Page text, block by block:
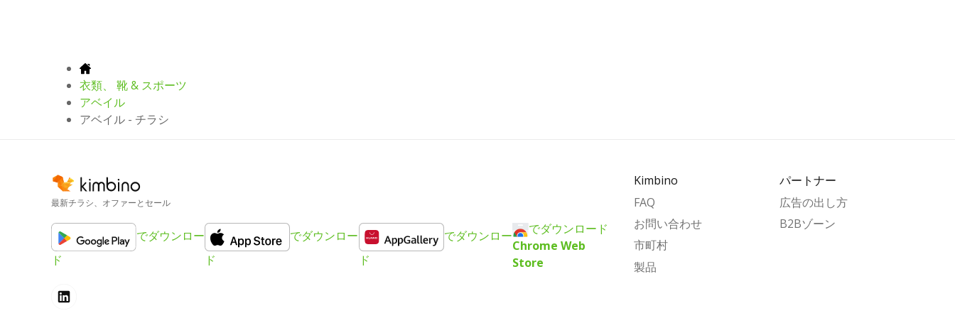
衣類、 靴 & スポーツ
アベイル
アベイル - チラシ
最新チラシ、オファーとセール
でダウンロー
ド
でダウンロー
ド
でダウンロー
ド
でダウンロード
Chrome Web
Store
Kimbino
FAQ
お問い合わせ
市町村
製品
パートナー
広告の出し方
B2Bゾーン